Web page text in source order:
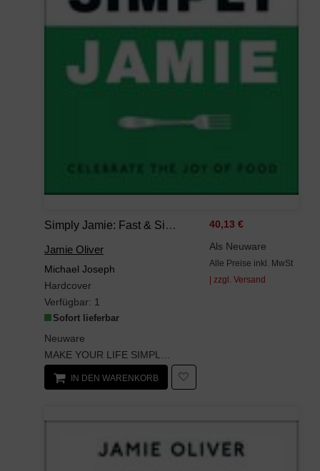
Simply Jamie: Fast & Simple Food
Jamie Oliver
Michael Joseph
Hardcover
Verfügbar: 1
Sofort lieferbar
Neuware
40,13 €
Als Neuware
Alle Preise inkl. MwSt
| zzgl. Versand
IN DEN WARENKORB